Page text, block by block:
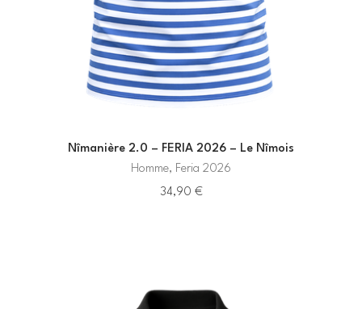
Nîmanière 2.0 – FERIA 2026 – Le Nîmois
Homme, Feria 2026
34,90 €